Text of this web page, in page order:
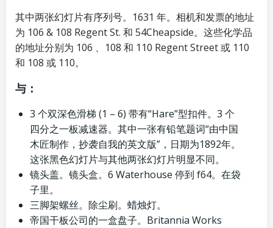
其中两张幻灯片有序列号。1631 年。相机和发票的地址
为 106 & 108 Regent St. 和 54Cheapside。这些化学品
的地址分别为 106 、108 和 110 Regent Street 或 110
和 108 或 110。
与：
3 个双深色滑梯 (1 – 6) 带有“Hare”型扣件。3 个
四分之一板减速器。其中一张有铅笔题词“由中国
木匠制作，抄袭自我的英文版”，日期为1892年。
这张黑色幻灯片与其他两张幻灯片明显不同。
镜头盖。镜头盒。6 Waterhouse 停到 f64。在袋
子里。
三脚架螺丝。除尘刷。蜡烛灯。
帝国干板公司的一盒盘子。Britannia Works